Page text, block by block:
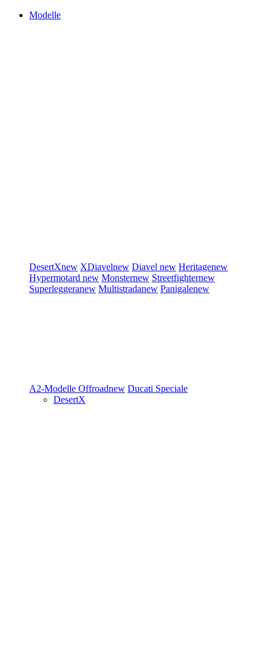
Modelle
DesertXnew XDiavelnew Diavel new Heritagenew
Hypermotard new Monsternew Streetfighternew
Superleggeranew Multistradanew Panigalenew
A2-Modelle Offroadnew Ducati Speciale
DesertX